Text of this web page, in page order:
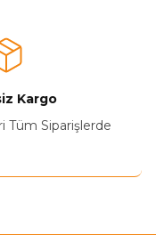
Kargo
Tüm Siparişlerde